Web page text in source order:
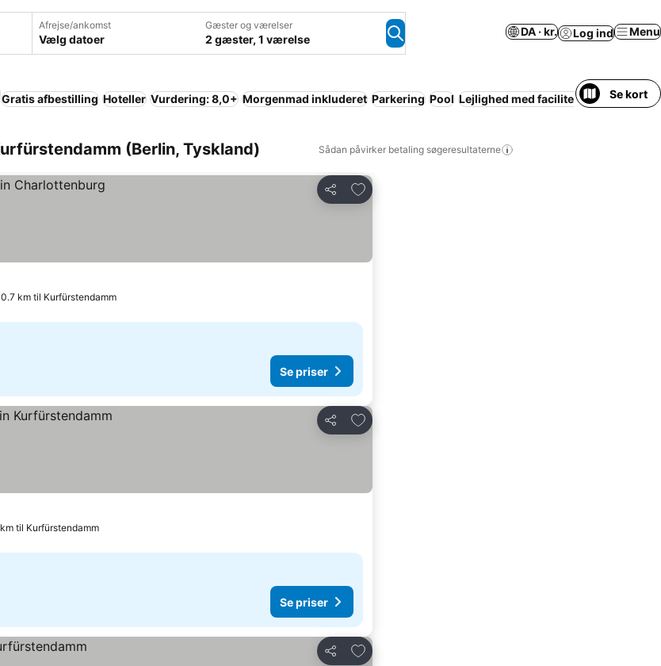
Afrejse/ankomst
Vælg datoer
Gæster og værelser
2 gæster, 1 værelse
DA · kr. Log ind Menu
Gratis afbestilling Hoteller Vurdering: 8,0+ Morgenmad inkluderet Parkering Pool Lejlighed med faciliteter Wi-fiSe kort
(Berlin, Tyskland) Sådan påvirker betaling søgeresultaterne
Del
Føj til favoritter
0.7 km til Kurfürstendamm
Se priser
Del
Føj til favoritter
til Kurfürstendamm
Se priser
Del
Føj til favoritter